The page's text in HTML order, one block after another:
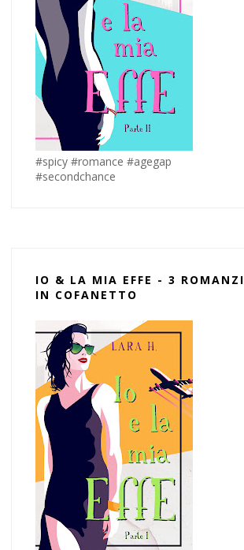
#spicy #romance #agegap
#secondchance
IO & LA MIA EFFE - 3 ROMANZI
IN COFANETTO